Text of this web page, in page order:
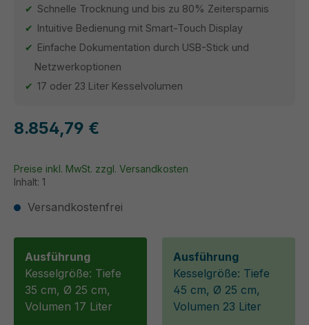
Schnelle Trocknung und bis zu 80% Zeitersparnis
Intuitive Bedienung mit Smart-Touch Display
Einfache Dokumentation durch USB-Stick und
Netzwerkoptionen
17 oder 23 Liter Kesselvolumen
8.854,79 €
Inhalt: 1
Preise inkl. MwSt. zzgl. Versandkosten
Versandkostenfrei
Ausführung
Kesselgröße: Tiefe
35 cm, Ø 25 cm,
Volumen 17 Liter
Ausführung
Kesselgröße: Tiefe
45 cm, Ø 25 cm,
Volumen 23 Liter